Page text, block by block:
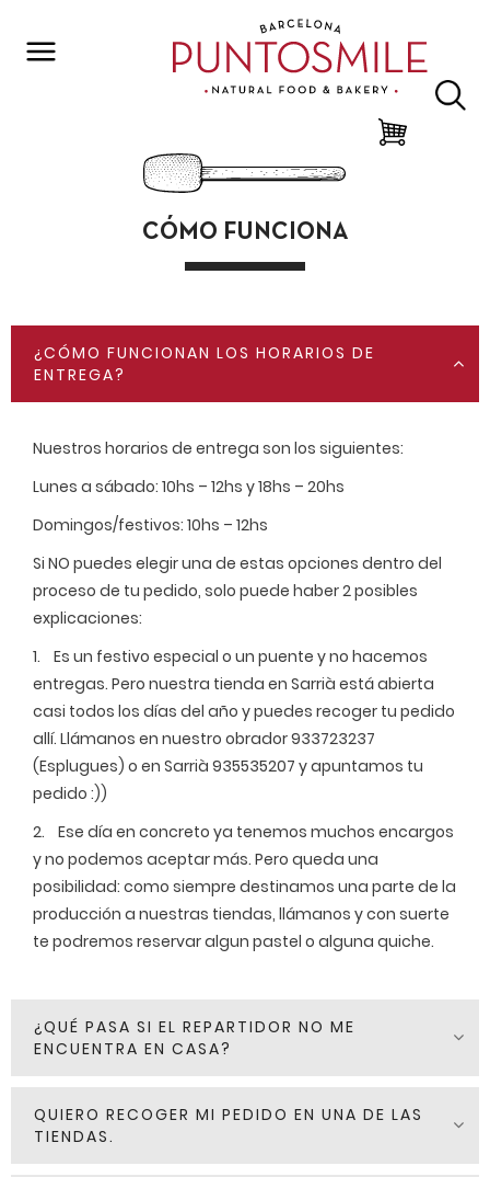
CÓMO FUNCIONA
¿CÓMO FUNCIONAN LOS HORARIOS DE
ENTREGA?
Nuestros horarios de entrega son los siguientes:
Lunes a sábado: 10hs – 12hs y 18hs – 20hs
Domingos/festivos: 10hs – 12hs
Si NO puedes elegir una de estas opciones dentro del
proceso de tu pedido, solo puede haber 2 posibles
explicaciones:
1. Es un festivo especial o un puente y no hacemos
entregas. Pero nuestra tienda en Sarrià está abierta
casi todos los días del año y puedes recoger tu pedido
allí. Llámanos en nuestro obrador 933723237
(Esplugues) o en Sarrià 935535207 y apuntamos tu
pedido :))
2. Ese día en concreto ya tenemos muchos encargos
y no podemos aceptar más. Pero queda una
posibilidad: como siempre destinamos una parte de la
producción a nuestras tiendas, llámanos y con suerte
te podremos reservar algun pastel o alguna quiche.
¿QUÉ PASA SI EL REPARTIDOR NO ME
ENCUENTRA EN CASA?
QUIERO RECOGER MI PEDIDO EN UNA DE LAS
TIENDAS.